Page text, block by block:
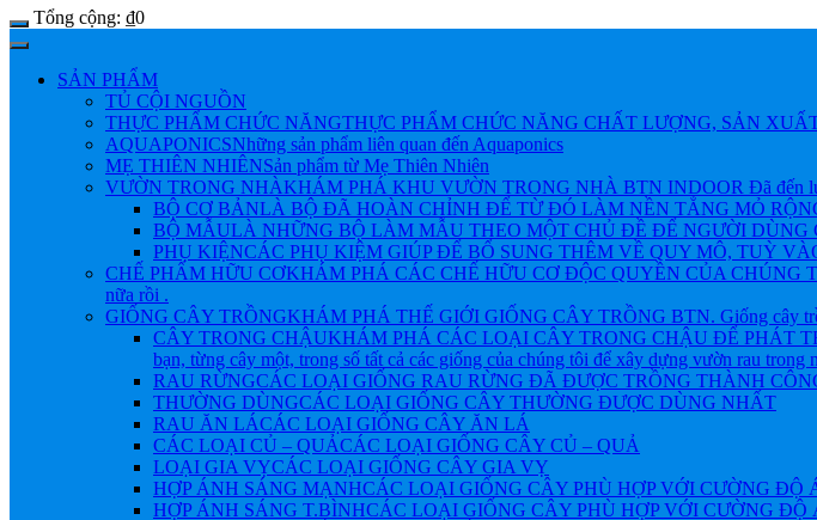
Tổng cộng: ₫0
SẢN PHẨM
TỦ CỘI NGUỒN
THỰC PHẨM CHỨC NĂNGTHỰC PHẨM CHỨC NĂNG CHẤT LƯỢNG, SẢN
AQUAPONICSNhững sản phẩm liên quan đến Aquaponics
MẸ THIÊN NHIÊNSản phẩm từ Mẹ Thiên Nhiên
VƯỜN TRONG NHÀKHÁM PHÁ KHU VƯỜN TRONG NHÀ BTN INDOOR Đã đến lúc
BỘ CƠ BẢNLÀ BỘ ĐÃ HOÀN CHỈNH ĐỂ TỪ ĐÓ LÀM NỀN TẲNG MỎ
BỘ MẪULÀ NHỮNG BỘ LÀM MẪU THEO MỘT CHỦ ĐỀ ĐỂ NGƯỜI
PHỤ KIỆNCÁC PHỤ KIỆM GIÚP ĐỂ BỔ SUNG THÊM VỀ QUY MÔ, TUỲ
CHẾ PHẨM HỮU CƠKHÁM PHÁ CÁC CHẾ HỮU CƠ ĐỘC QUYỀN CỦA CHÚNG
nữa rồi .
GIỐNG CÂY TRỒNGKHÁM PHÁ THẾ GIỚI GIỐNG CÂY TRỒNG BTN. Giống cây
CÂY TRONG CHẬUKHÁM PHÁ CÁC LOẠI CÂY TRONG CHẬU ĐỂ PHÁT
bạn, từng cây một, trong số tất cả các giống của chúng tôi để xây dựng vườn rau trong
RAU RỪNGCÁC LOẠI GIỐNG RAU RỪNG ĐÃ ĐƯỢC TRỒNG THÀNH
THƯỜNG DÙNGCÁC LOẠI GIỐNG CÂY THƯỜNG ĐƯỢC DÙNG NHẤT
RAU ĂN LÁCÁC LOẠI GIỐNG CÂY ĂN LÁ
CÁC LOẠI CỦ – QUẢCÁC LOẠI GIỐNG CÂY CỦ – QUẢ
LOẠI GIA VỴCÁC LOẠI GIỐNG CÂY GIA VỴ
HỢP ÁNH SÁNG MẠNHCÁC LOẠI GIỐNG CÂY PHÙ HỢP VỚI CƯỜNG ĐỘ
HỢP ÁNH SÁNG T.BÌNHCÁC LOẠI GIỐNG CÂY PHÙ HỢP VỚI CƯỜNG ĐỘ